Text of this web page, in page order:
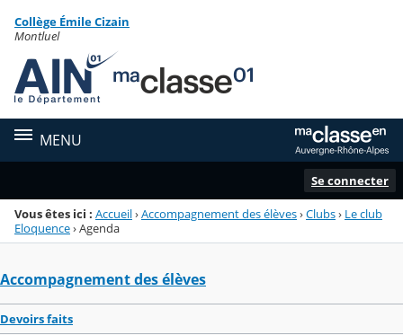
Menu de la rubrique
Contenu
Collège Émile Cizain
Montluel
MENU
Se connecter
Vous êtes ici : Accueil›Accompagnement des élèves›Clubs› Le club
Eloquence›Agenda
Accompagnement des élèves
Devoirs faits